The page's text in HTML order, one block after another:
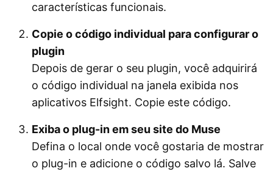
características funcionais.
Copie o código individual para configurar o
plugin
Depois de gerar o seu plugin, você adquirirá
o código individual na janela exibida nos
aplicativos Elfsight. Copie este código.
Exiba o plug-in em seu site do Muse
Defina o local onde você gostaria de mostrar
o plug-in e adicione o código salvo lá. Salve